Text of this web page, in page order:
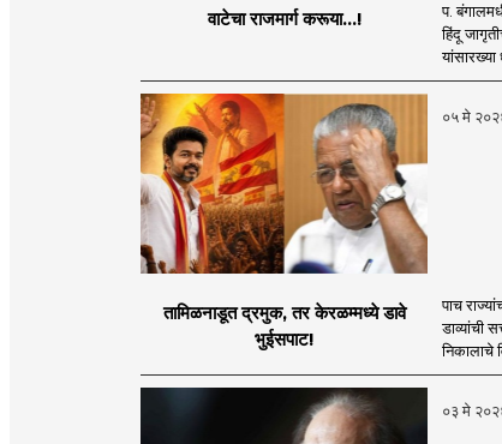
वाटेचा राजमार्ग करूया...!
प.
हिंदू
यांसारख्या
०५ मे
तामिळनाडूत द्रमुक, तर केरळम्मध्ये डावे
भुईसपाट!
पाच
डाव्यांची
निकालाचे
०३ मे